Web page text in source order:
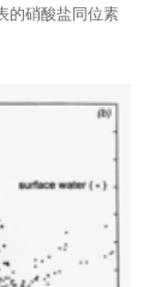
的硝酸盐同位素